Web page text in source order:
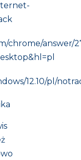
chrome/answer/
12.10/pl/